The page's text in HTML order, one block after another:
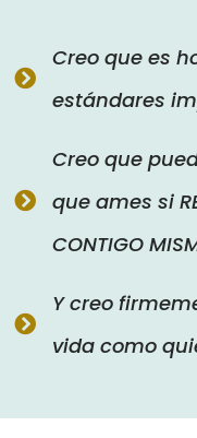
Creo que es
estándares
Creo que
que ames si
CONTIGO
Y creo
vida como